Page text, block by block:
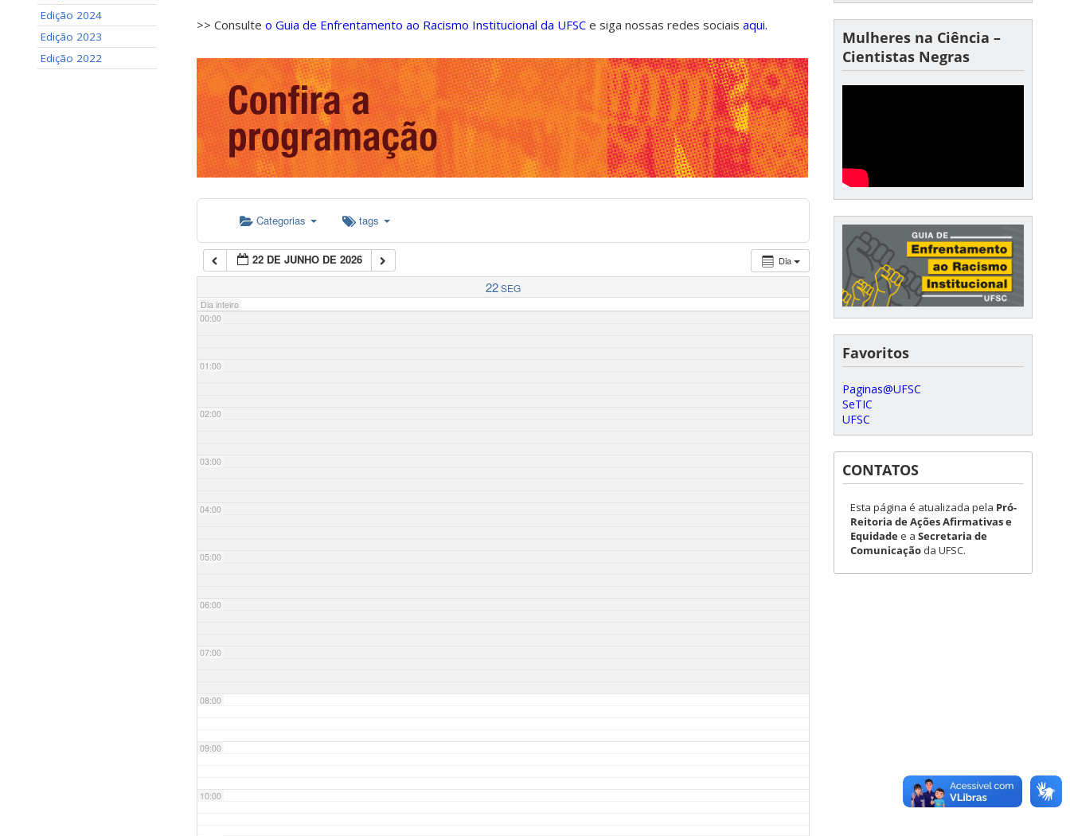
Edição 2024
Edição 2023
Edição 2022
>> Consulte o Guia de Enfrentamento ao Racismo Institucional da UFSC e siga nossas redes sociais aqui.
Categorias tags
Dia
22 DE JUNHO DE 2026
22SEG
Dia inteiro
00:00
01:00
02:00
03:00
04:00
05:00
06:00
07:00
08:00
09:00
10:00
Mulheres na Ciência –
Cientistas Negras
Favoritos
Paginas@UFSC
SeTIC
UFSC
CONTATOS
Esta página é atualizada pela Pró-
Reitoria de Ações Afirmativas e
Equidadee a Secretaria de
Comunicação da UFSC.